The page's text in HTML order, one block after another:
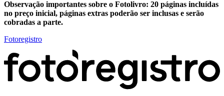
Observação importantes sobre o Fotolivro: 20 páginas incluídas
no preço inicial, páginas extras poderão ser inclusas e serão
cobradas a parte.
Fotoregistro